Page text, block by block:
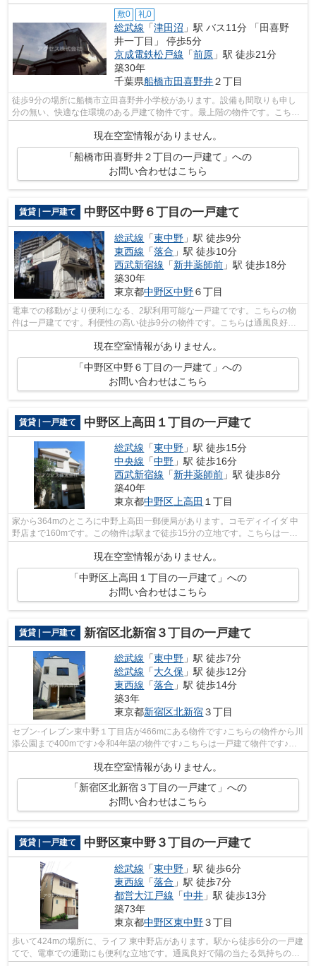
敷0 礼0
総武線 「津田沼 」駅 バス11分 「田喜野
井一丁目」 停歩5分
京成電鉄松戸線 「前原 」駅 徒歩21分
築30年
千葉県船橋市田喜野井２丁目
徒歩9分の場所に船橋市立田喜野井小学校があります。設備も間取りも申し
分の無い、快適な住環境のある戸建て物件です。最上階の物件です。こちら
現在空室情報がありません。
「船橋市田喜野井２丁目の一戸建て」への
お問い合わせはこちら
賃貸 | 一戸建て 中野区中野６丁目の一戸建て
総武線 「東中野 」駅 徒歩9分
東西線 「落合 」駅 徒歩10分
西武新宿線 「新井薬師前 」駅 徒歩18分
築30年
東京都中野区中野６丁目
電車での移動がより便利になる、2駅利用可能な一戸建てです。こちらの物
件は一戸建てです。利便性の高い徒歩9分の物件です。こちらは通風良好な
現在空室情報がありません。
「中野区中野６丁目の一戸建て」への
お問い合わせはこちら
賃貸 | 一戸建て 中野区上高田１丁目の一戸建て
総武線 「東中野 」駅 徒歩15分
中央線 「中野 」駅 徒歩16分
西武新宿線 「新井薬師前 」駅 徒歩8分
築40年
東京都中野区上高田 １丁目
家から364mのところに中野上高田一郵便局があります。コモディイイダ 中
野店まで160mです。この物件は駅まで徒歩15分の立地です。こちらは一戸
建ての物件です。中野区エリアの様々な賃...
現在空室情報がありません。
「中野区上高田１丁目の一戸建て」への
お問い合わせはこちら
賃貸 | 一戸建て 新宿区北新宿３丁目の一戸建て
総武線 「東中野 」駅 徒歩7分
総武線 「大久保 」駅 徒歩12分
東西線 「落合 」駅 徒歩14分
築3年
東京都新宿区北新宿３丁目
セブン-イレブン東中野１丁目店が466mにある物件です♪こちらの物件から川
添公園まで400mです♪令和4年築の物件です♪こちらは一戸建て物件です♪ア
クセスまでのお問い合わせはinfo@access...
現在空室情報がありません。
「新宿区北新宿３丁目の一戸建て」への
お問い合わせはこちら
賃貸 | 一戸建て 中野区東中野３丁目の一戸建て
総武線 「東中野 」駅 徒歩6分
東西線 「落合 」駅 徒歩7分
都営大江戸線 「中井 」駅 徒歩13分
築73年
東京都中野区東中野３丁目
歩いて424mの場所に、ライフ 東中野店があります。駅から徒歩6分の一戸建
てで、電車での通勤にも便利な立地です。通風良好で陽の当たる気持ちの良